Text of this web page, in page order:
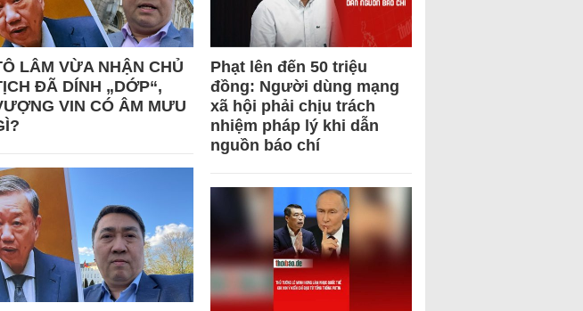
LÂM VỪA NHẬN CHỦ
ĐÃ DÍNH „DỚP“,
VIN CÓ ÂM MƯU
Phạt lên đến 50 triệu
đồng: Người dùng mạng
xã hội phải chịu trách
nhiệm pháp lý khi dẫn
nguồn báo chí